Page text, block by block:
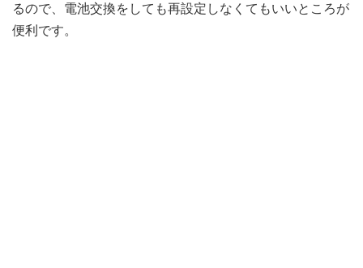
るので、電池交換をしても再設定しなくてもいいところが
便利です。